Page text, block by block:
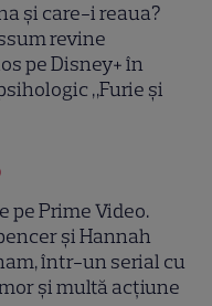
și care-i reaua?
revine
pe Disney+ în
„Furie și
pe Prime Video.
și Hannah
într-un serial cu
și multă acțiune